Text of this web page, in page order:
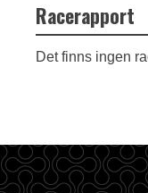
Racerapport
Det finns ingen